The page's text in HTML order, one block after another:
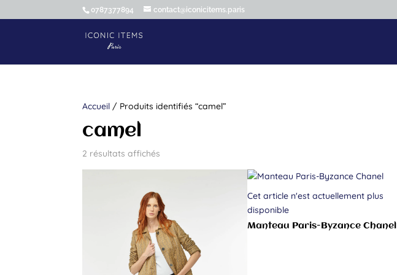
0787377894 contact@iconicitems.paris
Accueil / Produits identifiés “camel”
camel
2 résultats affichés
Cet article n'est actuellement plus
disponible
Manteau Paris-Byzance Chanel